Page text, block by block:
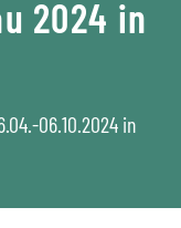
2024 in
06.10.2024 in